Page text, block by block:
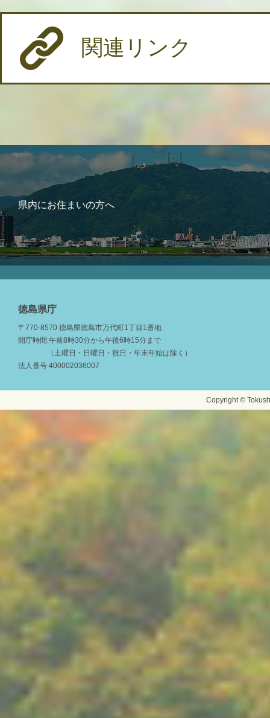
関連リンク
県内にお住まいの方へ
徳島県庁
〒770-8570 徳島県徳島市万代町1丁目1番地
開庁時間:午前8時30分から午後6時15分まで
（土曜日・日曜日・祝日・年末年始は除く）
法人番号:400002036007
Copyright ©